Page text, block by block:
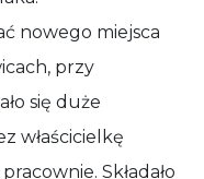
nowego miejsca
przy
się duże
właścicielkę
Składało